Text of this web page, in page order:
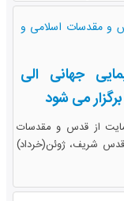
و مقدسات اسلامی و
جهانی الی
می شود
از قدس و مقدسات
شریف، ژوئن(خرداد)